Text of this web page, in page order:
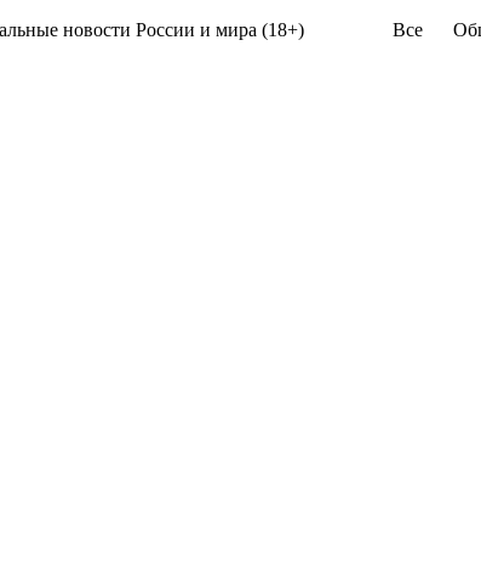
новости России и мира (18+) Все